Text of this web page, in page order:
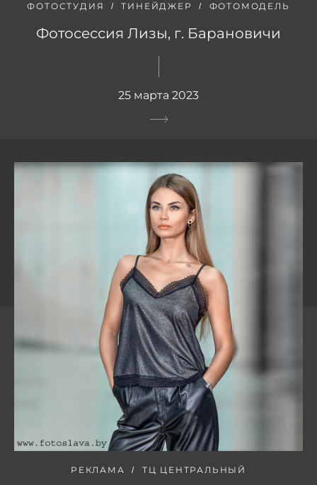
ФОТОСТУДИЯ ТИНЕЙДЖЕР ФОТОМОДЕЛЬ
Фотосессия Лизы, г. Барановичи
25 марта 2023
РЕКЛАМА ТЦ ЦЕНТРАЛЬНЫЙ